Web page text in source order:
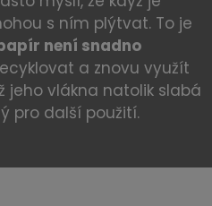
s ním plýtvat. To je
není snadno
a znovu využít
jeho vlákna natolik slabá
pro další použití.